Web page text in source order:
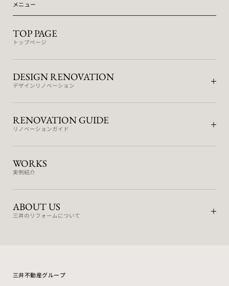
メニュー
TOP PAGE
トップページ
DESIGN RENOVATION
デザインリノベーション
RENOVATION GUIDE
リノベーションガイド
WORKS
実例紹介
ABOUT US
三井のリフォームについて
三井不動産グループ